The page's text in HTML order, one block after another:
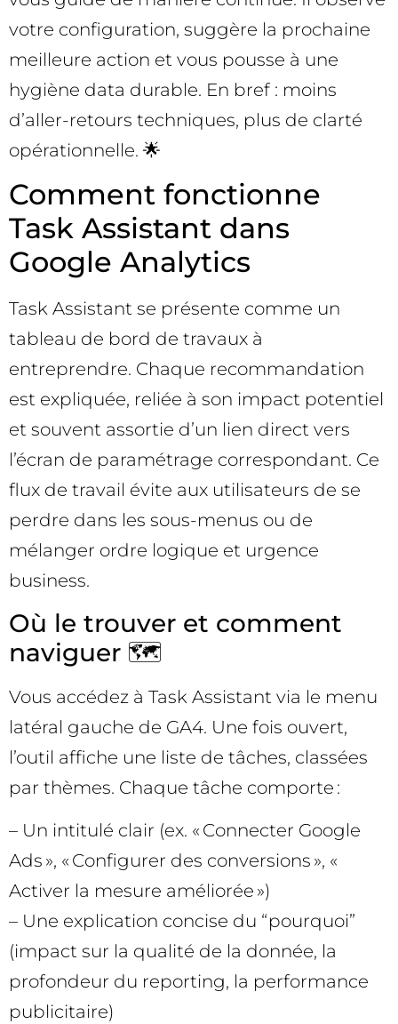
votre configuration, suggère la prochaine
meilleure action et vous pousse à une
hygiène data durable. En bref : moins
d’aller-retours techniques, plus de clarté
opérationnelle. 🌟
Comment fonctionne
Task Assistant dans
Google Analytics
Task Assistant se présente comme un
tableau de bord de travaux à
entreprendre. Chaque recommandation
est expliquée, reliée à son impact potentiel
et souvent assortie d’un lien direct vers
l’écran de paramétrage correspondant. Ce
flux de travail évite aux utilisateurs de se
perdre dans les sous-menus ou de
mélanger ordre logique et urgence
business.
Où le trouver et comment
naviguer 🗺️
Vous accédez à Task Assistant via le menu
latéral gauche de GA4. Une fois ouvert,
l’outil affiche une liste de tâches, classées
par thèmes. Chaque tâche comporte :
– Un intitulé clair (ex. « Connecter Google
Ads », « Configurer des conversions », «
Activer la mesure améliorée »)
– Une explication concise du “pourquoi”
(impact sur la qualité de la donnée, la
profondeur du reporting, la performance
publicitaire)